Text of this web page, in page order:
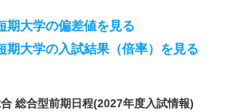
期大学の偏差値を見る
期大学の入試結果（倍率）を見る
総合型前期日程(2027年度入試情報)